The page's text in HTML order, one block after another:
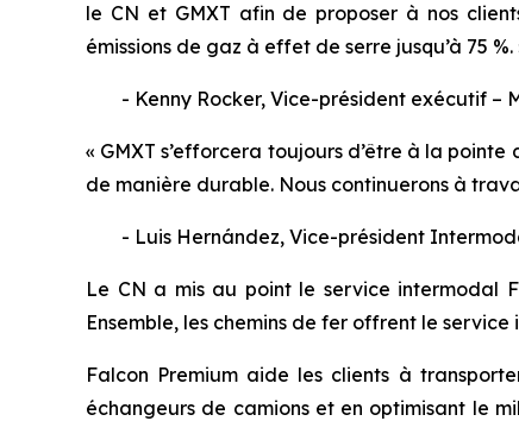
le CN et GMXT afin de proposer à nos
émissions de gaz à effet de serre jusqu’à 75 %.
- Kenny Rocker, Vice-président exécutif –
« GMXT s’efforcera toujours d’être à la
de manière durable. Nous continuerons à
- Luis Hernández, Vice-président
Le CN a mis au point le service intermodal
Ensemble, les chemins de fer offrent le
Falcon Premium aide les clients à
échangeurs de camions et en optimisant le